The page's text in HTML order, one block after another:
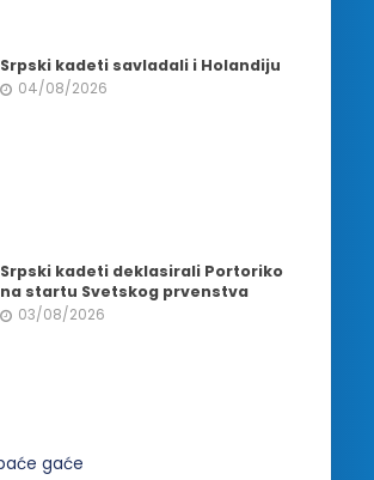
Srpski kadeti savladali i Holandiju
04/08/2026
Srpski kadeti deklasirali Portoriko
na startu Svetskog prvenstva
03/08/2026